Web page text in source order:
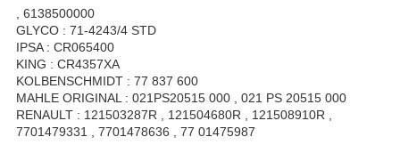
, 6138500000
GLYCO : 71-4243/4 STD
IPSA : CR065400
KING : CR4357XA
KOLBENSCHMIDT : 77 837 600
MAHLE ORIGINAL : 021PS20515 000 , 021 PS 20515 000
RENAULT : 121503287R , 121504680R , 121508910R ,
7701479331 , 7701478636 , 77 01475987